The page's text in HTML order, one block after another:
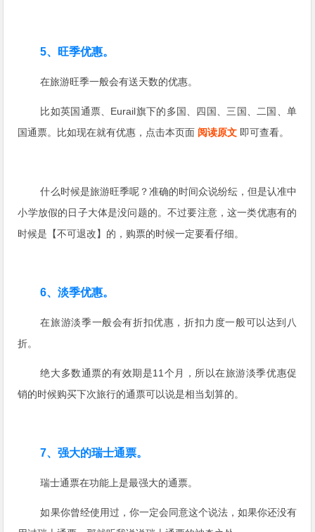
5、旺季优惠。
在旅游旺季一般会有送天数的优惠。
比如英国通票、Eurail旗下的多国、四国、三国、二国、单
国通票。比如现在就有优惠，点击本页面 阅读原文 即可查看。
什么时候是旅游旺季呢？准确的时间众说纷纭，但是认准中
小学放假的日子大体是没问题的。不过要注意，这一类优惠有的
时候是【不可退改】的，购票的时候一定要看仔细。
6、淡季优惠。
在旅游淡季一般会有折扣优惠，折扣力度一般可以达到八
折。
绝大多数通票的有效期是11个月，所以在旅游淡季优惠促
销的时候购买下次旅行的通票可以说是相当划算的。
7、强大的瑞士通票。
瑞士通票在功能上是最强大的通票。
如果你曾经使用过，你一定会同意这个说法，如果你还没有